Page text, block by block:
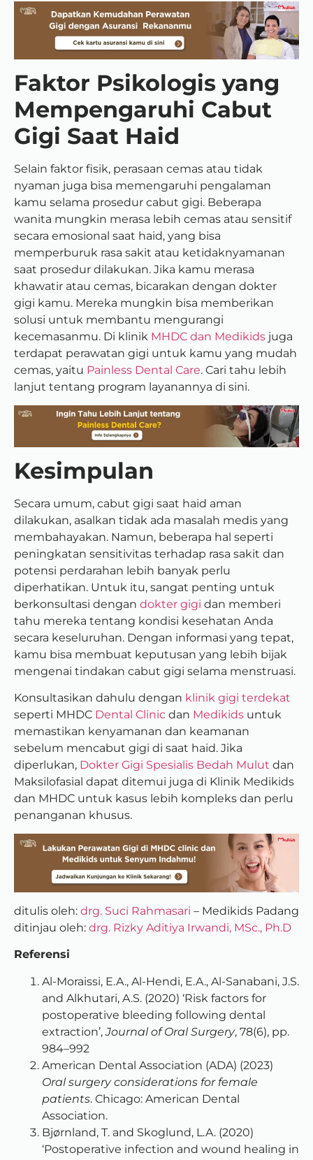
Faktor Psikologis yang
Mempengaruhi Cabut
Gigi Saat Haid
Selain faktor fisik, perasaan cemas atau tidak
nyaman juga bisa memengaruhi pengalaman
kamu selama prosedur cabut gigi. Beberapa
wanita mungkin merasa lebih cemas atau sensitif
secara emosional saat haid, yang bisa
memperburuk rasa sakit atau ketidaknyamanan
saat prosedur dilakukan. Jika kamu merasa
khawatir atau cemas, bicarakan dengan dokter
gigi kamu. Mereka mungkin bisa memberikan
solusi untuk membantu mengurangi
kecemasanmu. Di klinik MHDC dan Medikids juga
terdapat perawatan gigi untuk kamu yang mudah
cemas, yaitu Painless Dental Care. Cari tahu lebih
lanjut tentang program layanannya di sini.
Kesimpulan
Secara umum, cabut gigi saat haid aman
dilakukan, asalkan tidak ada masalah medis yang
membahayakan. Namun, beberapa hal seperti
peningkatan sensitivitas terhadap rasa sakit dan
potensi perdarahan lebih banyak perlu
diperhatikan. Untuk itu, sangat penting untuk
berkonsultasi dengan dokter gigi dan memberi
tahu mereka tentang kondisi kesehatan Anda
secara keseluruhan. Dengan informasi yang tepat,
kamu bisa membuat keputusan yang lebih bijak
mengenai tindakan cabut gigi selama menstruasi.
Konsultasikan dahulu dengan klinik gigi terdekat
seperti MHDC Dental Clinic dan Medikids untuk
memastikan kenyamanan dan keamanan
sebelum mencabut gigi di saat haid. Jika
diperlukan, Dokter Gigi Spesialis Bedah Mulut dan
Maksilofasial dapat ditemui juga di Klinik Medikids
dan MHDC untuk kasus lebih kompleks dan perlu
penanganan khusus.
ditulis oleh: drg. Suci Rahmasari – Medikids Padang
ditinjau oleh: drg. Rizky Aditiya Irwandi, MSc., Ph.D
Referensi
Al-Moraissi, E.A., Al-Hendi, E.A., Al-Sanabani, J.S.
and Alkhutari, A.S. (2020) ‘Risk factors for
postoperative bleeding following dental
extraction’,Journal of Oral Surgery, 78(6), pp.
984–992
American Dental Association (ADA) (2023)
Oral surgery considerations for female
patients. Chicago: American Dental
Association.
Bjørnland, T. and Skoglund, L.A. (2020)
‘Postoperative infection and wound healing in